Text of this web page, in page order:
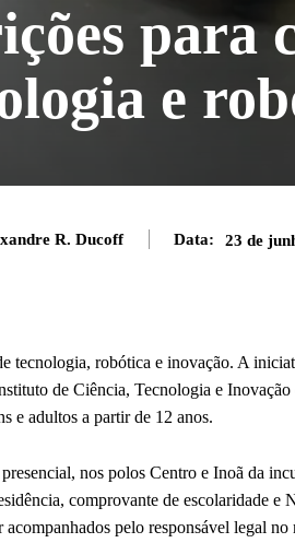
para
e
R. Ducoff Data: 23 de
tecnologia, robótica e inovação. A
de Ciência, Tecnologia e Inovação
e adultos a partir de 12 anos.
nos polos Centro e Inoã da
comprovante de escolaridade e
pelo responsável legal no